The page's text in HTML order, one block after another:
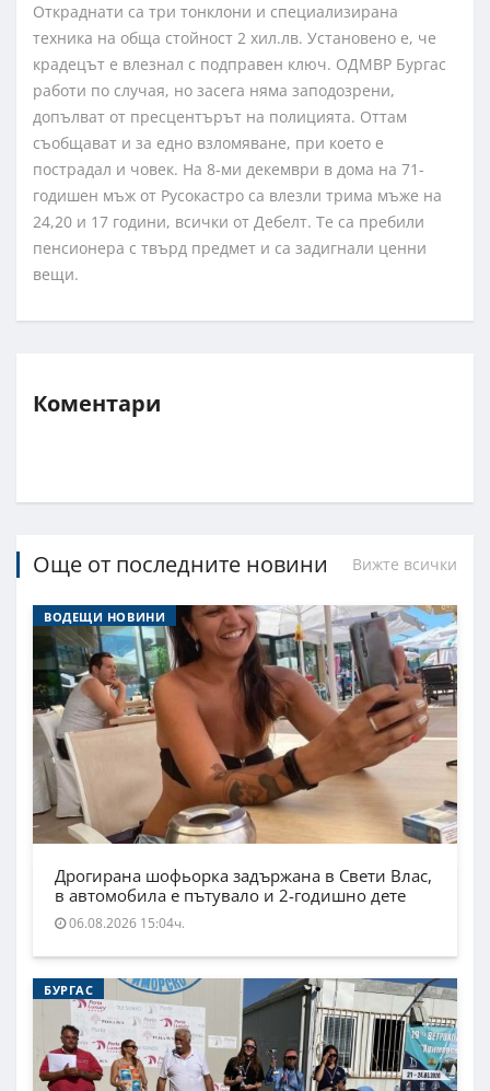
Откраднати са три тонклони и специализирана
техника на обща стойност 2 хил.лв. Установено е, че
крадецът е влезнал с подправен ключ. ОДМВР Бургас
работи по случая, но засега няма заподозрени,
допълват от пресцентърът на полицията. Оттам
съобщават и за едно взломяване, при което е
пострадал и човек. На 8-ми декември в дома на 71-
годишен мъж от Русокастро са влезли трима мъже на
24,20 и 17 години, всички от Дебелт. Те са пребили
пенсионера с твърд предмет и са задигнали ценни
вещи.
Коментари
Още от последните новини Вижте всички
ВОДЕЩИ НОВИНИ
Дрогирана шофьорка задържана в Свети Влас,
в автомобила е пътувало и 2-годишно дете
06.08.2026 15:04ч.
БУРГАС